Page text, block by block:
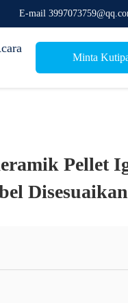
E-mail
Minta
Pellet
Disesuaikan